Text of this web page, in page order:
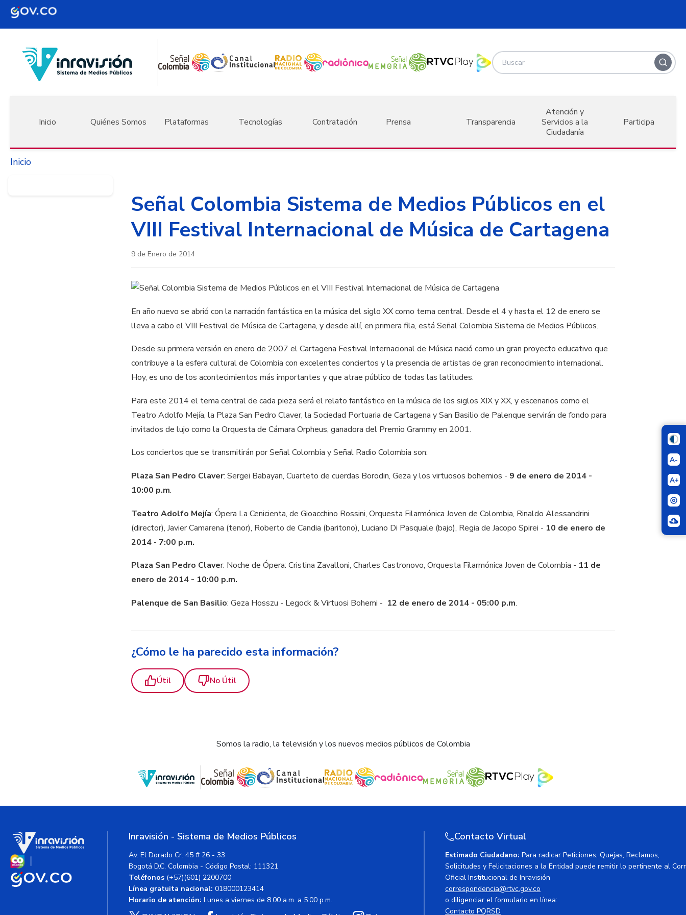
Pasar al contenido principal
Inicio Quiénes Somos Plataformas Tecnologías Contratación Prensa Transparencia
Atención y
Servicios a la
Ciudadanía
Participa
A-
A+
Inicio
Señal Colombia Sistema de Medios Públicos en el
VIII Festival Internacional de Música de Cartagena
9 de Enero de 2014
En año nuevo se abrió con la narración fantástica en la música del siglo XX como tema central. Desde el 4 y hasta el 12 de enero se
lleva a cabo el VIII Festival de Música de Cartagena, y desde allí, en primera fila, está Señal Colombia Sistema de Medios Públicos.
Desde su primera versión en enero de 2007 el Cartagena Festival Internacional de Música nació como un gran proyecto educativo que
contribuye a la esfera cultural de Colombia con excelentes conciertos y la presencia de artistas de gran reconocimiento internacional.
Hoy, es uno de los acontecimientos más importantes y que atrae público de todas las latitudes.
Para este 2014 el tema central de cada pieza será el relato fantástico en la música de los siglos XIX y XX, y escenarios como el
Teatro Adolfo Mejía, la Plaza San Pedro Claver, la Sociedad Portuaria de Cartagena y San Basilio de Palenque servirán de fondo para
invitados de lujo como la Orquesta de Cámara Orpheus, ganadora del Premio Grammy en 2001.
Los conciertos que se transmitirán por Señal Colombia y Señal Radio Colombia son:
Plaza San Pedro Claver: Sergei Babayan, Cuarteto de cuerdas Borodin, Geza y los virtuosos bohemios - 9 de enero de 2014 -
10:00 p.m.
Teatro Adolfo Mejía: Ópera La Cenicienta, de Gioacchino Rossini, Orquesta Filarmónica Joven de Colombia, Rinaldo Alessandrini
(director), Javier Camarena (tenor), Roberto de Candia (baritono), Luciano Di Pasquale (bajo), Regia de Jacopo Spirei - 10 de enero de
2014 - 7:00 p.m.
Plaza San Pedro Claver: Noche de Ópera: Cristina Zavalloni, Charles Castronovo, Orquesta Filarmónica Joven de Colombia - 11 de
enero de 2014 - 10:00 p.m.
Palenque de San Basilio: Geza Hosszu - Legock & Virtuosi Bohemi - 12 de enero de 2014 - 05:00 p.m.
¿Cómo le ha parecido esta información?
Útil No Útil
Somos la radio, la televisión y los nuevos medios públicos de Colombia
Inravisión - Sistema de Medios Públicos
Av. El Dorado Cr. 45 # 26 - 33
Bogotá D.C, Colombia - Código Postal: 111321
Teléfonos (+57)(601) 2200700
Línea gratuita nacional: 018000123414
Horario de atención: Lunes a viernes de 8:00 a.m. a 5:00 p.m.
Contacto Virtual
Estimado Ciudadano: Para radicar Peticiones, Quejas, Reclamos,
Solicitudes y Felicitaciones a la Entidad puede remitir lo pertinente al
Oficial Institucional de Inravisión
correspondencia@rtvc.gov.co
o diligenciar el formulario en línea:
Contacto PQRSD